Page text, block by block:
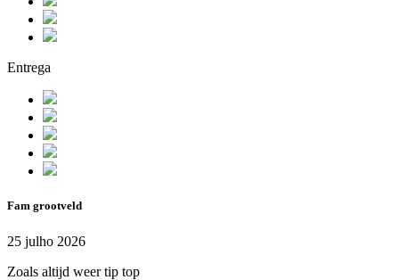
Entrega
Fam grootveld
25 julho 2026
Zoals altijd weer tip top